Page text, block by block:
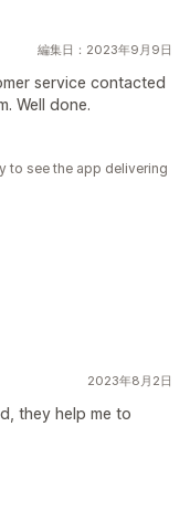
編集日：2023年9月9日
service contacted
Well done.
to see the app delivering
2023年8月2日
they help me to